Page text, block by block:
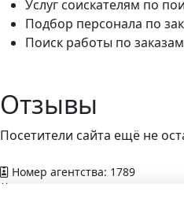
Услуг соискателям по
Подбор персонала по
Поиск работы по
Отзывы
Посетители сайта ещё не
Номер агентства: 1789